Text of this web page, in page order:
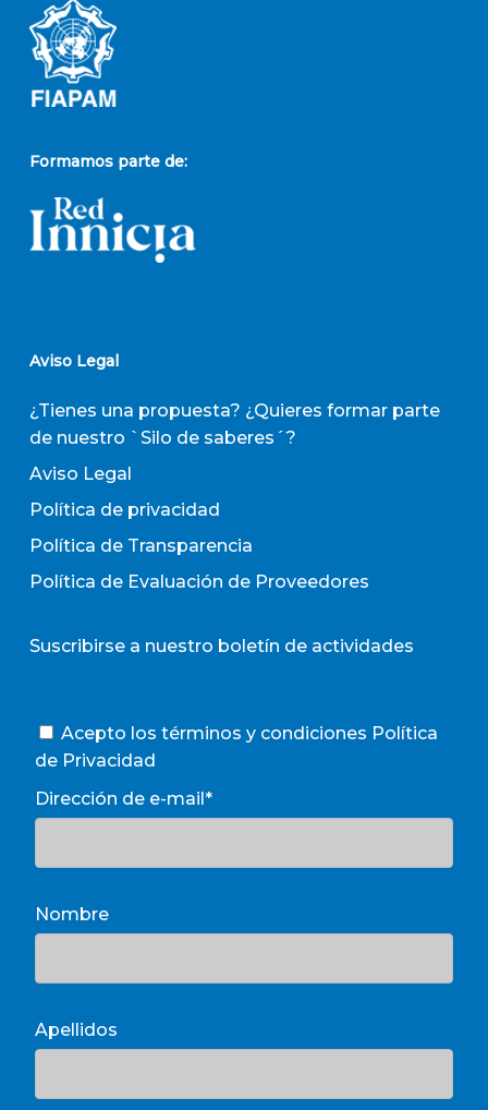
Formamos parte de:
Aviso Legal
¿Tienes una propuesta? ¿Quieres formar parte
de nuestro `Silo de saberes´?
Aviso Legal
Política de privacidad
Política de Transparencia
Política de Evaluación de Proveedores
Suscribirse a nuestro boletín de actividades
Acepto los términos y condiciones Política
de Privacidad
Dirección de e-mail*
Nombre
Apellidos